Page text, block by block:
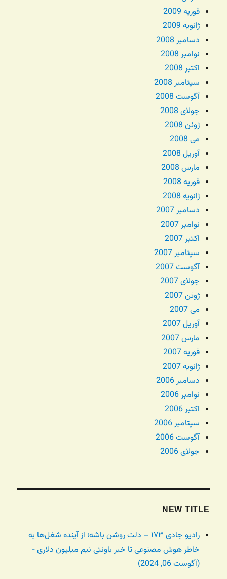
فوریه 2009
ژانویه 2009
دسامبر 2008
نوامبر 2008
اکتبر 2008
سپتامبر 2008
آگوست 2008
جولای 2008
ژوئن 2008
می 2008
آوریل 2008
مارس 2008
فوریه 2008
ژانویه 2008
دسامبر 2007
نوامبر 2007
اکتبر 2007
سپتامبر 2007
آگوست 2007
جولای 2007
ژوئن 2007
می 2007
آوریل 2007
مارس 2007
فوریه 2007
ژانویه 2007
دسامبر 2006
نوامبر 2006
اکتبر 2006
سپتامبر 2006
آگوست 2006
جولای 2006
NEW TITLE
رادیو جادی ۱۷۳ – دلت روشن باشه؛ از آینده شغل‌ها به
خاطر هوش مصنوعی تا خبر باونتی نیم میلیون دلاری -
(آگوست 06, 2024)